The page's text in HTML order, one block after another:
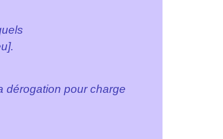
dérogation pour charge